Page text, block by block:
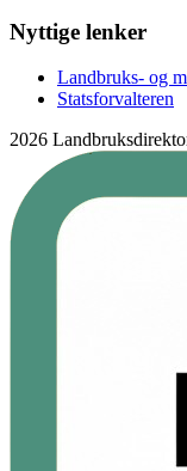
Nyttige lenker
Landbruks- og
Statsforvalteren
2026